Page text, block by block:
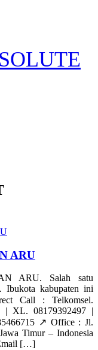
ARU
ARU. Salah satu
Ibukota kabupaten ini
Call : Telkomsel.
| XL. 08179392497 |
↗️ Office : Jl.
Timur – Indonesia
[…]